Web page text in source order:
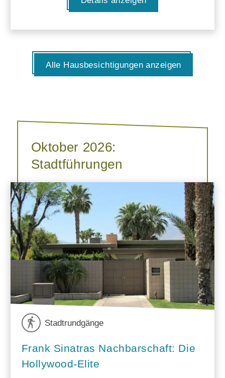
Alle Hausbesichtigungen anzeigen
Oktober 2026:
Stadtführungen
Stadtrundgänge
Frank Sinatras Nachbarschaft: Die
Hollywood-Elite